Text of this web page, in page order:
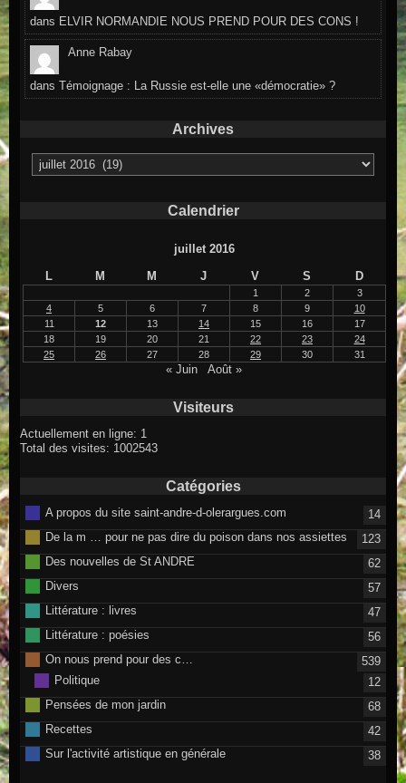
dans ELVIR NORMANDIE NOUS PREND POUR DES CONS !
Anne Rabay
dansTémoignage : La Russie est-elle une «démocratie» ?
Archives
Archives
Calendrier
juillet 2016
L
M M J V S D
1 2
3
4
5 6 7 8 9
10
11
12 13 14 15 16
17
18
19 20 21 22 23
24
25
26 27 28 29 30 31
« Juin Août »
Visiteurs
Actuellement en ligne: 1
Total des visites: 1002543
Catégories
A propos du site saint-andre-d-olerargues.com
14
De la m … pour ne pas dire du poison dans nos assiettes
123
Des nouvelles de St ANDRE
62
Divers
57
Littérature : livres
47
Littérature : poésies
56
On nous prend pour des c…
539
Politique
12
Pensées de mon jardin
68
Recettes
42
Sur l'activité artistique en générale
38